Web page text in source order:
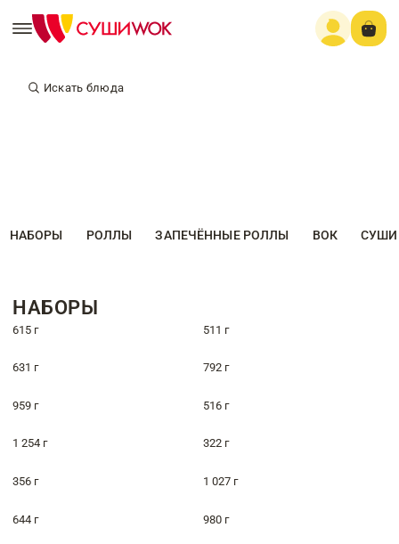
Искать блюда
НАБОРЫ РОЛЛЫ ЗАПЕЧЁННЫЕ РОЛЛЫ ВОК СУШИ
НАБОРЫ
615 г 511 г
631 г 792 г
959 г 516 г
1 254 г 322 г
356 г 1 027 г
644 г 980 г